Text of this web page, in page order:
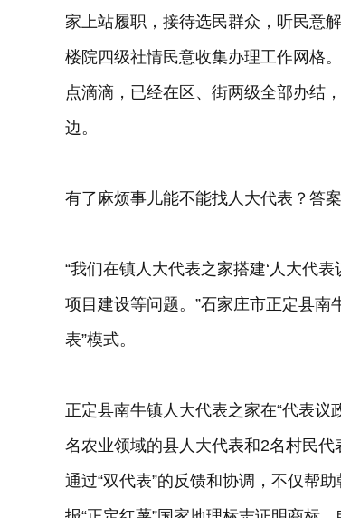
家上站履职，接待选民群众，听民意
楼院四级社情民意收集办理工作网格
点滴滴，已经在区、街两级全部办结
边。
有了麻烦事儿能不能找人大代表？答案
“我们在镇人大代表之家搭建‘人大代
项目建设等问题。”石家庄市正定县
表”模式。
正定县南牛镇人大代表之家在“代表
名农业领域的县人大代表和2名村民代
通过“双代表”的反馈和协调，不仅帮